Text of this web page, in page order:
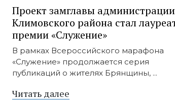
Проект замглавы администрации
Климовского района стал
премии «Служение»
В рамках Всероссийского марафона
«Служение» продолжается серия
публикаций о жителях Брянщины, ...
Читать далее